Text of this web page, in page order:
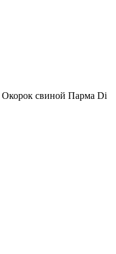
Окорок свиной Парма Di